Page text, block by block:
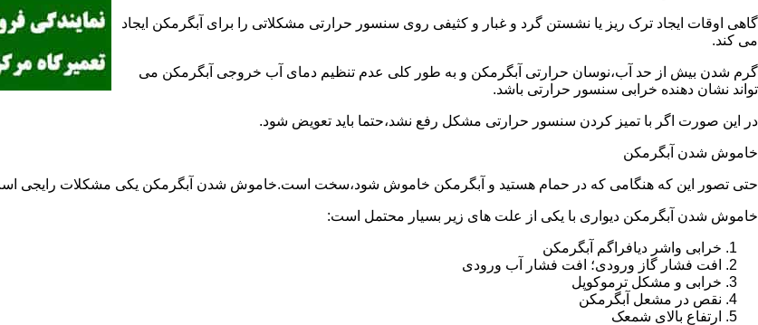
گاهی اوقات ایجاد ترک ریز یا نشستن گرد و غبار و کثیفی روی سنسور حرارتی مشکلاتی را برای آبگرمکن ایجاد
می کند.
گرم شدن بیش از حد آب،نوسان حرارتی آبگرمکن و به طور کلی عدم تنظیم دمای آب خروجی آبگرمکن می
تواند نشان دهنده خرابی سنسور حرارتی باشد.
در این صورت اگر با تمیز کردن سنسور حرارتی مشکل رفع نشد،حتما باید تعویض شود.
خاموش شدن آبگرمکن
حتی تصور این که هنگامی که در حمام هستید و آبگرمکن خاموش شود،سخت است.خاموش شدن آبگرمکن یکی مشکلات رایجی
خاموش شدن آبگرمکن دیواری با یکی از علت های زیر بسیار محتمل است:
خرابی واشر دیافراگم آبگرمکن
افت فشار گاز ورودی؛ افت فشار آب ورودی
خرابی و مشکل ترموکوپل
نقص در مشعل آبگرمکن
ارتفاع بالای شمعک